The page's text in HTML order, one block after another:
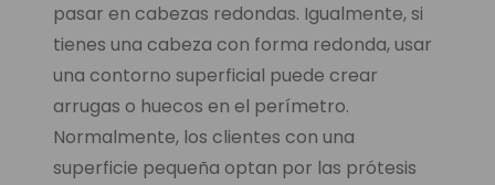
pasar en cabezas redondas. Igualmente, si
tienes una cabeza con forma redonda, usar
una contorno superficial puede crear
arrugas o huecos en el perímetro.
Normalmente, los clientes con una
superficie pequeña optan por las prótesis